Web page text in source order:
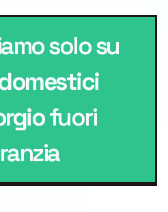
solo su
fuori